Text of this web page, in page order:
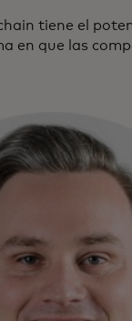
tiene el
en que las